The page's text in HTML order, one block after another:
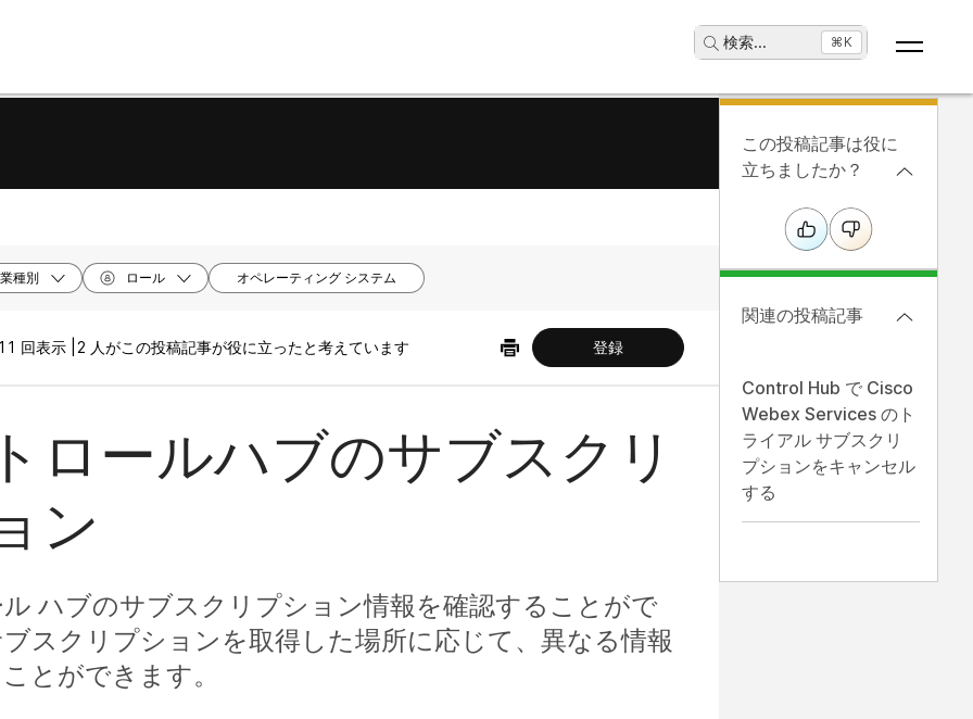
検索... ⌘K
業種別 ロール オペレーティング システム
回表示 | 2 人がこの投稿記事が役に立ったと考えています 登録
ロールハブのサブスクリ
ン
ハブのサブスクリプション情報を確認することがで
スクリプションを取得した場所に応じて、異なる情報
とができます。
この投稿記事は役に
立ちましたか？
関連の投稿記事
Control Hub で Cisco
Webex Services のト
ライアル サブスクリ
プションをキャンセル
する